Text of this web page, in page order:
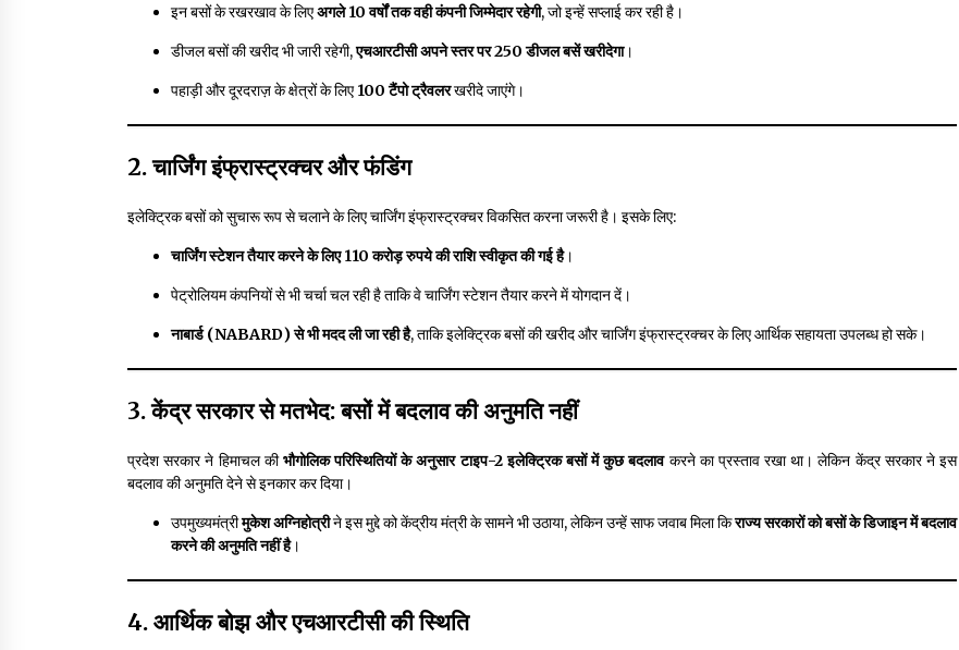
इन बसों के रखरखाव के लिएअगले 10 वर्षों तक वही कंपनी जिम्मेदार रहेगी, जो इन्हें सप्लाई कर रही है।
डीजल बसों की खरीद भी जारी रहेगी,एचआरटीसी अपने स्तर पर 250 डीजल बसें खरीदेगा।
पहाड़ी और दूरदराज़ के क्षेत्रों के लिए100 टैंपो ट्रैवलरखरीदे जाएंगे।
2. चार्जिंग इंफ्रास्ट्रक्चर और फंडिंग
इलेक्ट्रिक बसों को सुचारू रूप से चलाने के लिए चार्जिंग इंफ्रास्ट्रक्चर विकसित करना जरूरी है। इसके लिए:
चार्जिंग स्टेशन तैयार करने के लिए 110 करोड़ रुपये की राशि स्वीकृत की गई है।
पेट्रोलियम कंपनियों से भी चर्चा चल रही है ताकि वे चार्जिंग स्टेशन तैयार करने में योगदान दें।
नाबार्ड (NABARD) से भी मदद ली जा रही है, ताकि इलेक्ट्रिक बसों की खरीद और चार्जिंग इंफ्रास्ट्रक्चर के लिए आर्थिक सहायता उपलब्ध हो सके।
3. केंद्र सरकार से मतभेद: बसों में बदलाव की अनुमति नहीं
प्रदेश सरकार ने हिमाचल कीभौगोलिक परिस्थितियों के अनुसार टाइप-2 इलेक्ट्रिक बसों में कुछ बदलावकरने का प्रस्ताव रखा था। लेकिन केंद्र सरकार ने इस
बदलाव की अनुमति देने से इनकार कर दिया।
उपमुख्यमंत्रीमुकेश अग्निहोत्रीने इस मुद्दे को केंद्रीय मंत्री के सामने भी उठाया, लेकिन उन्हें साफ जवाब मिला किराज्य सरकारों को बसों के डिजाइन में बदलाव
करने की अनुमति नहीं है।
4. आर्थिक बोझ और एचआरटीसी की स्थिति